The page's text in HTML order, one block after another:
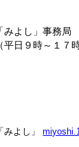
みよし」事務局
９時～１７時
みよし」